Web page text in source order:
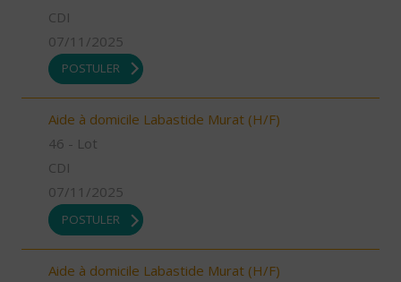
CDI
07/11/2025
POSTULER
Aide à domicile Labastide Murat (H/F)
46 - Lot
CDI
07/11/2025
POSTULER
Aide à domicile Labastide Murat (H/F)